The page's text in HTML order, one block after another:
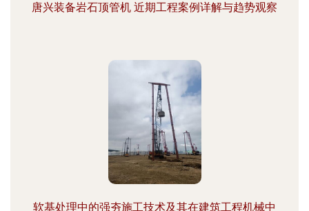
唐兴装备岩石顶管机 近期工程案例详解与趋势观察
软基处理中的强夯施工技术及其在建筑工程机械中